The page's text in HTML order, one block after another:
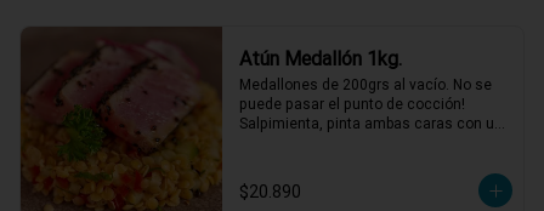
Atún Medallón 1kg.
Medallones de 200grs al vacío. No se
puede pasar el punto de cocción!
Salpimienta, pinta ambas caras con un
con un poco de aceite de oliva por 20-
30 segundos a fuego fuerte por cada
$20.890